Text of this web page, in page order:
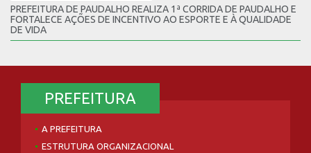
PREFEITURA DE PAUDALHO REALIZA 1ª CORRIDA DE PAUDALHO E
FORTALECE AÇÕES DE INCENTIVO AO ESPORTE E À QUALIDADE
DE VIDA
PREFEITURA
A PREFEITURA
ESTRUTURA ORGANIZACIONAL